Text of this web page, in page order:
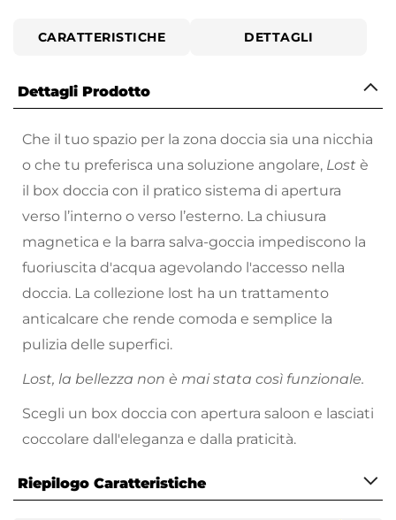
CARATTERISTICHE DETTAGLI
Dettagli Prodotto
Che il tuo spazio per la zona doccia sia una nicchia
o che tu preferisca una soluzione angolare, Lost è
il box doccia con il pratico sistema di apertura
verso l’interno o verso l’esterno. La chiusura
magnetica e la barra salva-goccia impediscono la
fuoriuscita d'acqua agevolando l'accesso nella
doccia. La collezione lost ha un trattamento
anticalcare che rende comoda e semplice la
pulizia delle superfici.
Lost, la bellezza non è mai stata così funzionale.
Scegli un box doccia con apertura saloon e lasciati
coccolare dall'eleganza e dalla praticità.
Riepilogo Caratteristiche